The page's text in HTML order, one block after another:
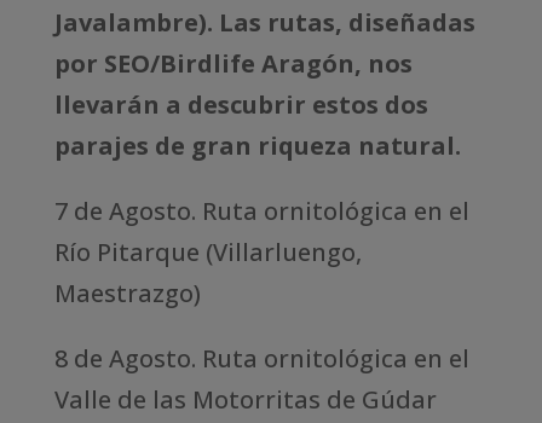
Javalambre). Las rutas, diseñadas
por SEO/Birdlife Aragón, nos
llevarán a descubrir estos dos
parajes de gran riqueza natural.
7 de Agosto. Ruta ornitológica en el
Río Pitarque (Villarluengo,
Maestrazgo)
8 de Agosto. Ruta ornitológica en el
Valle de las Motorritas de Gúdar